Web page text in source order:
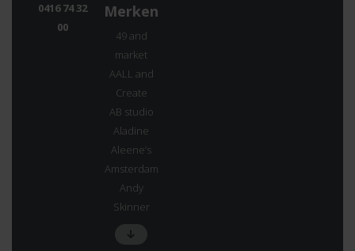
0416 74 32
00
Merken
49 and
market
AALL and
Create
AB studio
Aladine
Aleene’s
Amsterdam
Andy
Skinner